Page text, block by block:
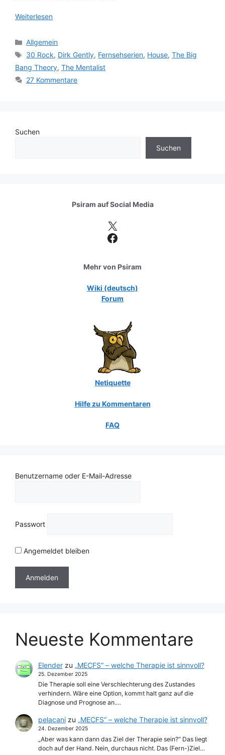
Weiterlesen
Kategorien
Allgemein
Schlagwörter
30 Rock, Dirk Gently, Fernsehserien, House,The Big
Bang Theory, The Mentalist
27 Kommentare
Suchen
Suchen
Psiram aufSocial Media
X
Facebook
Mehr von Psiram
Wiki (deutsch)
Forum
Netiquette
Hilfe zu Kommentaren
FAQ
Benutzername oder E-Mail-Adresse
Passwort
Angemeldet bleiben
Neueste Kommentare
Elenderzu „MECFS“ – welche Therapie ist sinnvoll?
25. Dezember 2025
Die Therapie soll eine Verschlechterung des Zustandes
verhindern. Wäre eine Option, kommt halt ganz auf die
Diagnose und Prognose an.…
pelacanizu „MECFS“ – welche Therapie ist sinnvoll?
24. Dezember 2025
„Aber was kann dann das Ziel der Therapie sein?“ Das liegt
doch auf der Hand. Nein, durchaus nicht. Das (Fern-)Ziel…